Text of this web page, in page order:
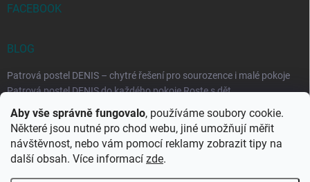
Aby vše správně fungovalo, používáme soubory cookie.
Některé jsou nutné pro chod webu, jiné umožňují měřit
návštěvnost, nebo vám pomocí reklamy zobrazit tipy na
další obsah. Více informací zde.
FACEBOOK
BLOG
Patrová postel DENIS – chytré řešení pro sourozence i malé pokoje
Patrová postel DENIS do každého pokoje Roste s dět...
Rozkládací postele RELAX – ideální řešení pro malé prostory i
každodenní spaní
Rozkládací postel, která se přizpůsobí vašemu živo...